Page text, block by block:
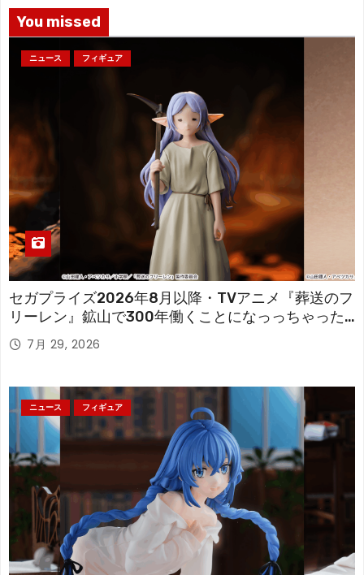
You missed
ニュース フィギュア
セガプライズ2026年8月以降・TVアニメ『葬送のフ
リーレン』鉱山で300年働くことになっっちゃった
「フリーレン」を立体化！
7月 29, 2026
ニュース フィギュア